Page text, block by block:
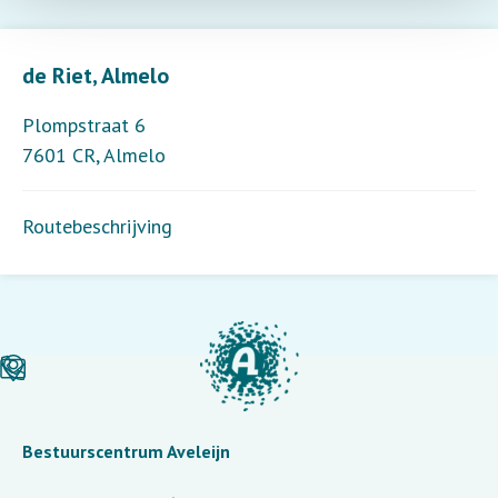
de Riet, Almelo
Plompstraat 6
7601 CR,Almelo
Routebeschrijving
Bestuurscentrum Aveleijn